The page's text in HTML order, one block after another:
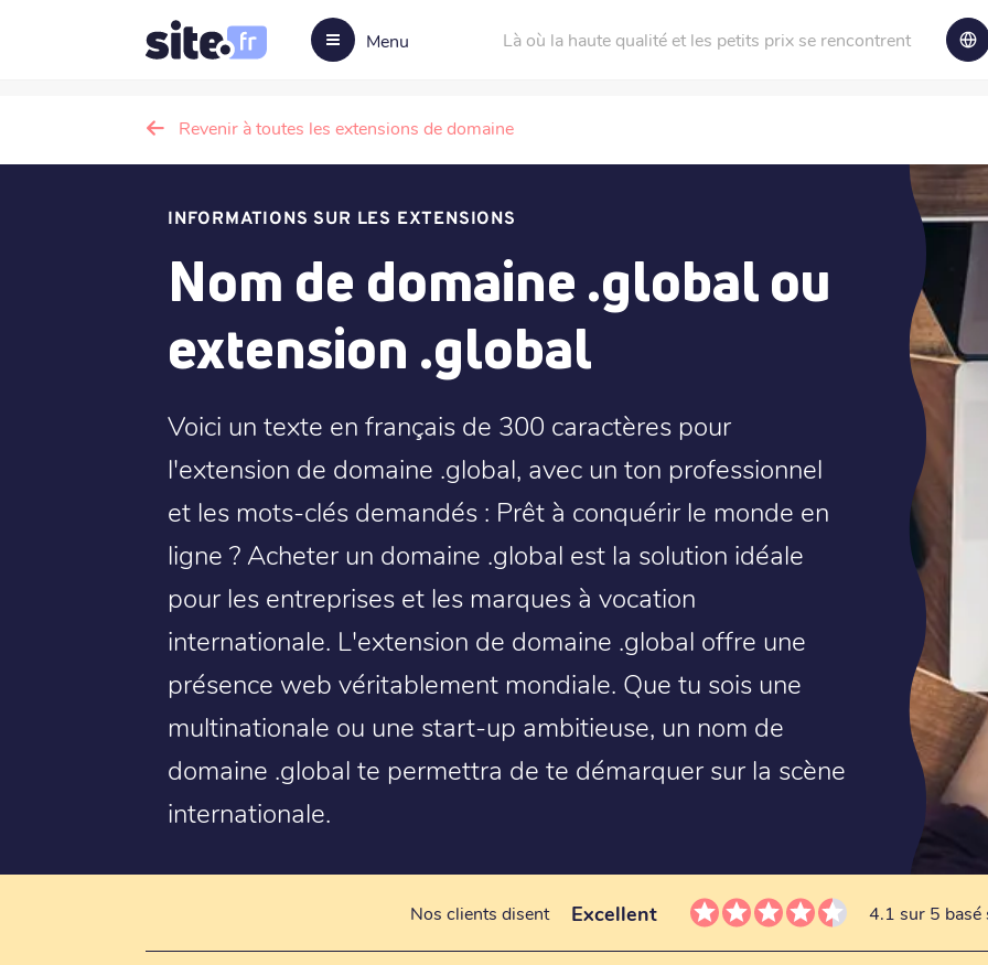
Menu Là où la haute qualité et les petits prix se rencontrent
Revenir à toutes les extensions de domaine
INFORMATIONS SUR LES EXTENSIONS
Nom de domaine .global ou
extension .global
Voici un texte en français de 300 caractères pour
l'extension de domaine .global, avec un ton professionnel
et les mots-clés demandés : Prêt à conquérir le monde en
ligne ? Acheter un domaine .global est la solution idéale
pour les entreprises et les marques à vocation
internationale. L'extension de domaine .global offre une
présence web véritablement mondiale. Que tu sois une
multinationale ou une start-up ambitieuse, un nom de
domaine .global te permettra de te démarquer sur la scène
internationale.
Nos clients disent Excellent 4.1 sur 5 basé